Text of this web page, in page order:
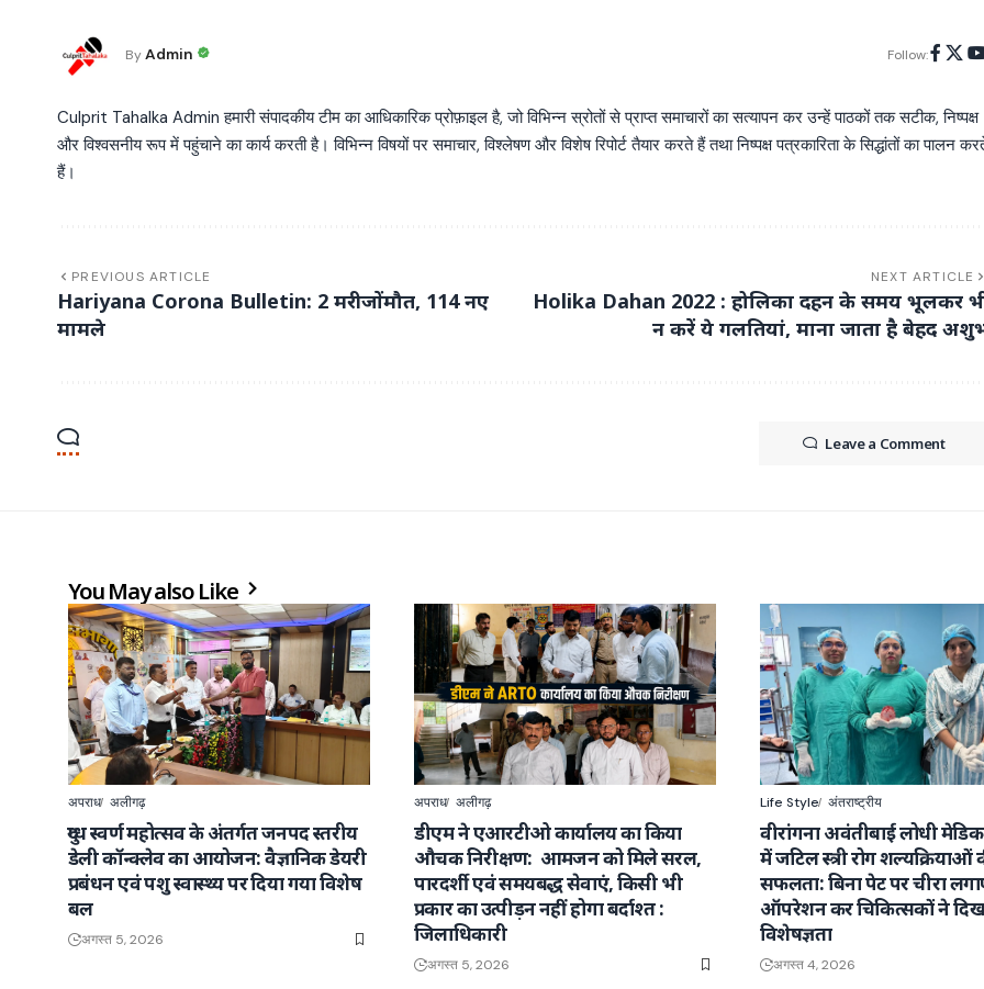
ByAdmin Follow:
Culprit Tahalka Admin हमारी संपादकीय टीम का आधिकारिक प्रोफ़ाइल है, जो विभिन्न स्रोतों से प्राप्त समाचारों का सत्यापन कर उन्हें पाठकों तक सटीक, निष्पक्ष
और विश्वसनीय रूप में पहुंचाने का कार्य करती है। विभिन्न विषयों पर समाचार, विश्लेषण और विशेष रिपोर्ट तैयार करते हैं तथा निष्पक्ष पत्रकारिता के सिद्धांतों का पालन
हैं।
PREVIOUS ARTICLE
Hariyana Corona Bulletin: 2 मरीजोंमौत, 114 नए
मामले
NEXT ARTICLE
Holika Dahan 2022 : होलिका दहन के समय भूलकर
न करें ये गलतियां, माना जाता है बेहद
Leave a Comment
You May also Like
अपराध अलीगढ़
दुग्ध स्वर्ण महोत्सव के अंतर्गत जनपद स्तरीय
डेली कॉन्क्लेव का आयोजन: वैज्ञानिक डेयरी
प्रबंधन एवं पशु स्वास्थ्य पर दिया गया विशेष
बल
अगस्त 5, 2026
अपराध अलीगढ़
डीएम ने एआरटीओ कार्यालय का किया
औचक निरीक्षण: आमजन को मिले सरल,
पारदर्शी एवं समयबद्ध सेवाएं, किसी भी
प्रकार का उत्पीड़न नहीं होगा बर्दाश्त :
जिलाधिकारी
अगस्त 5, 2026
Life Style अंतराष्ट्रीय
वीरांगना अवंतीबाई लोधी
में जटिल स्त्री रोग शल्यक्रियाओं
सफलता: बिना पेट पर चीरा
ऑपरेशन कर चिकित्सकों ने
विशेषज्ञता
अगस्त 4, 2026